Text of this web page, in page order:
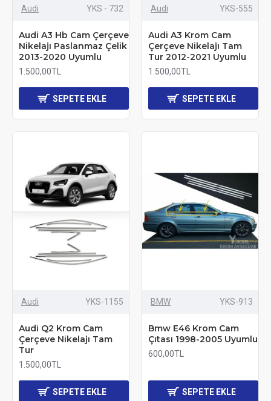
Audi YKS - 732
Audi A3 Hb Cam Çerçeve
Nikelajı Paslanmaz Çelik
2013-2020 Uyumlu
1.500,00TL
SEPETE EKLE
Audi YKS-555
Audi A3 Krom Cam
Çerçeve Nikelajı Tam
Tur 2012-2021 Uyumlu
1.500,00TL
SEPETE EKLE
Audi YKS-1155
Audi Q2 Krom Cam
Çerçeve Nikelajı Tam
Tur
1.500,00TL
SEPETE EKLE
BMW YKS-913
Bmw E46 Krom Cam
Çıtası 1998-2005 Uyumlu
600,00TL
SEPETE EKLE